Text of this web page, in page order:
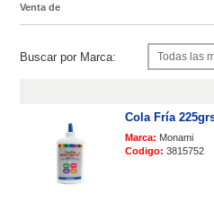
Venta de
Buscar por Marca:
Cola Fría
Marca: Monami
Codigo: 3815752